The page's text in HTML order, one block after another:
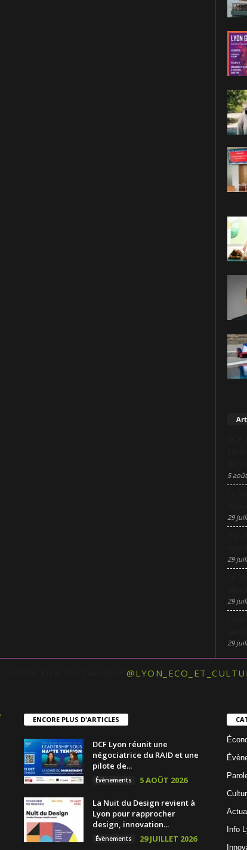
5
29
29
29
29
ENCORE PLUS D'ARTICLES
DCF Lyon réunit une
négociatrice du RAID et une
pilote de...
Évènements 5 AOÛT 2026
La Nuit du Design revient à
Lyon pour rapprocher
design, innovation...
Évènements 29 JUILLET 2026
Info